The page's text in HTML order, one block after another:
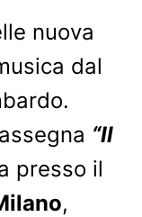
nuova
dal
“Il
presso il
,